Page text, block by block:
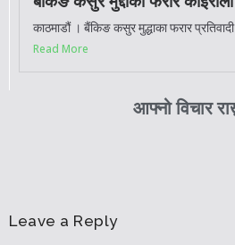
काठमाडौं । बैंकिङ कसुर मुद्धाका फरार
Read More
आफ्नो विचार
Leave a Reply